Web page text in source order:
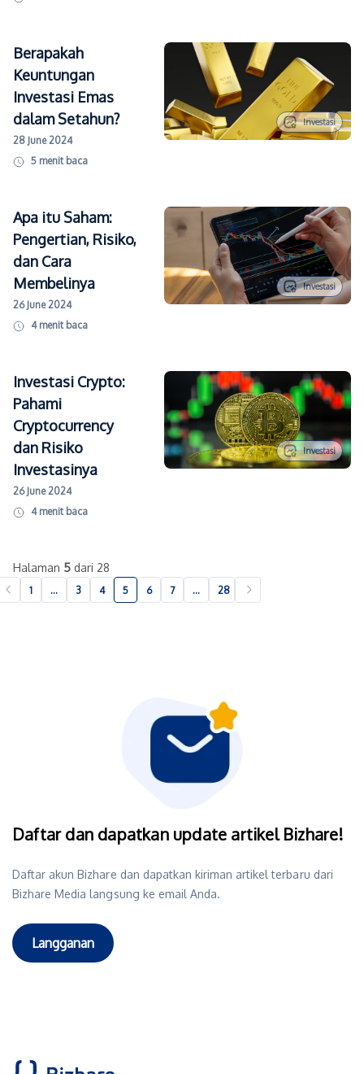
Berapakah
Keuntungan
Investasi Emas
dalam Setahun?
28 June 2024
5 menit baca
Investasi
Apa itu Saham:
Pengertian, Risiko,
dan Cara
Membelinya
26 June 2024
4 menit baca
Investasi
Investasi Crypto:
Pahami
Cryptocurrency
dan Risiko
Investasinya
26 June 2024
4 menit baca
Investasi
Halaman 5 dari 28
1 … 3 4 5 6 7 … 28
Daftar dan dapatkan update artikel Bizhare!
Daftar akun Bizhare dan dapatkan kiriman artikel terbaru dari
Bizhare Media langsung ke email Anda.
Langganan